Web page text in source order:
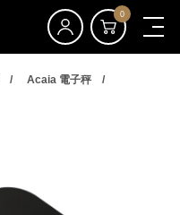
0
Acaia 電子秤